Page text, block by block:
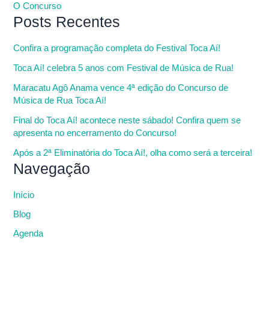
O Concurso
Posts Recentes
Confira a programação completa do Festival Toca Aí!
Toca Aí! celebra 5 anos com Festival de Música de Rua!
Maracatu Agô Anama vence 4ª edição do Concurso de
Música de Rua Toca Aí!
Final do Toca Aí! acontece neste sábado! Confira quem se
apresenta no encerramento do Concurso!
Após a 2ª Eliminatória do Toca Aí!, olha como será a terceira!
Navegação
Início
Blog
Agenda